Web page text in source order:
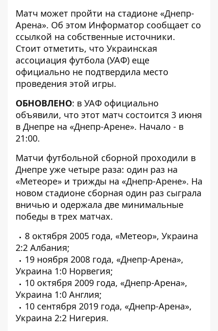
Матч может пройти на стадионе «Днепр-
Арена». Об этом Информатор сообщает со
ссылкой на собственные источники.
Стоит отметить, что Украинская
ассоциация футбола (УАФ) еще
официально не подтвердила место
проведения этой игры.
ОБНОВЛЕНО: в УАФ официально
объявили, что этот матч состоится 3 июня
в Днепре на «Днепр-Арене». Начало - в
21:00.
Матчи футбольной сборной проходили в
Днепре уже четыре раза: один раз на
«Метеоре» и трижды на «Днепр-Арене». На
новом стадионе сборная один раз сыграла
вничью и одержала две минимальные
победы в трех матчах.
8 октября 2005 года, «Метеор», Украина
2:2 Албания;
19 ноября 2008 года, «Днепр-Арена»,
Украина 1:0 Норвегия;
10 октября 2009 года, «Днепр-Арена»,
Украина 1:0 Англия;
10 сентября 2019 года, «Днепр-Арена»,
Украина 2:2 Нигерия.